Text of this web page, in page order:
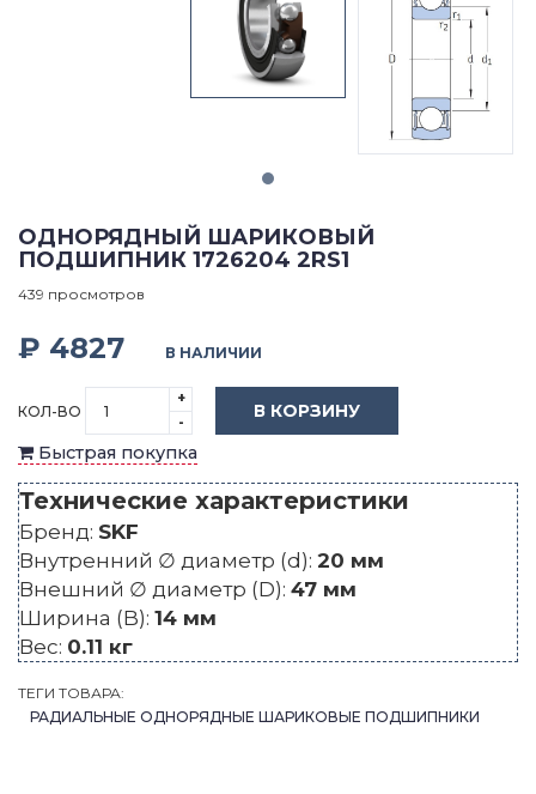
ОДНОРЯДНЫЙ ШАРИКОВЫЙ
ПОДШИПНИК 1726204 2RS1
439 просмотров
₽ 4827 В НАЛИЧИИ
КОЛ-ВО
+
-
В КОРЗИНУ
Быстрая покупка
Технические характеристики
Бренд: SKF
Внутренний ∅ диаметр (d): 20 мм
Внешний ∅ диаметр (D): 47 мм
Ширина (B): 14 мм
Вес: 0.11 кг
ТЕГИ ТОВАРА:
РАДИАЛЬНЫЕ ОДНОРЯДНЫЕ ШАРИКОВЫЕ ПОДШИПНИКИ